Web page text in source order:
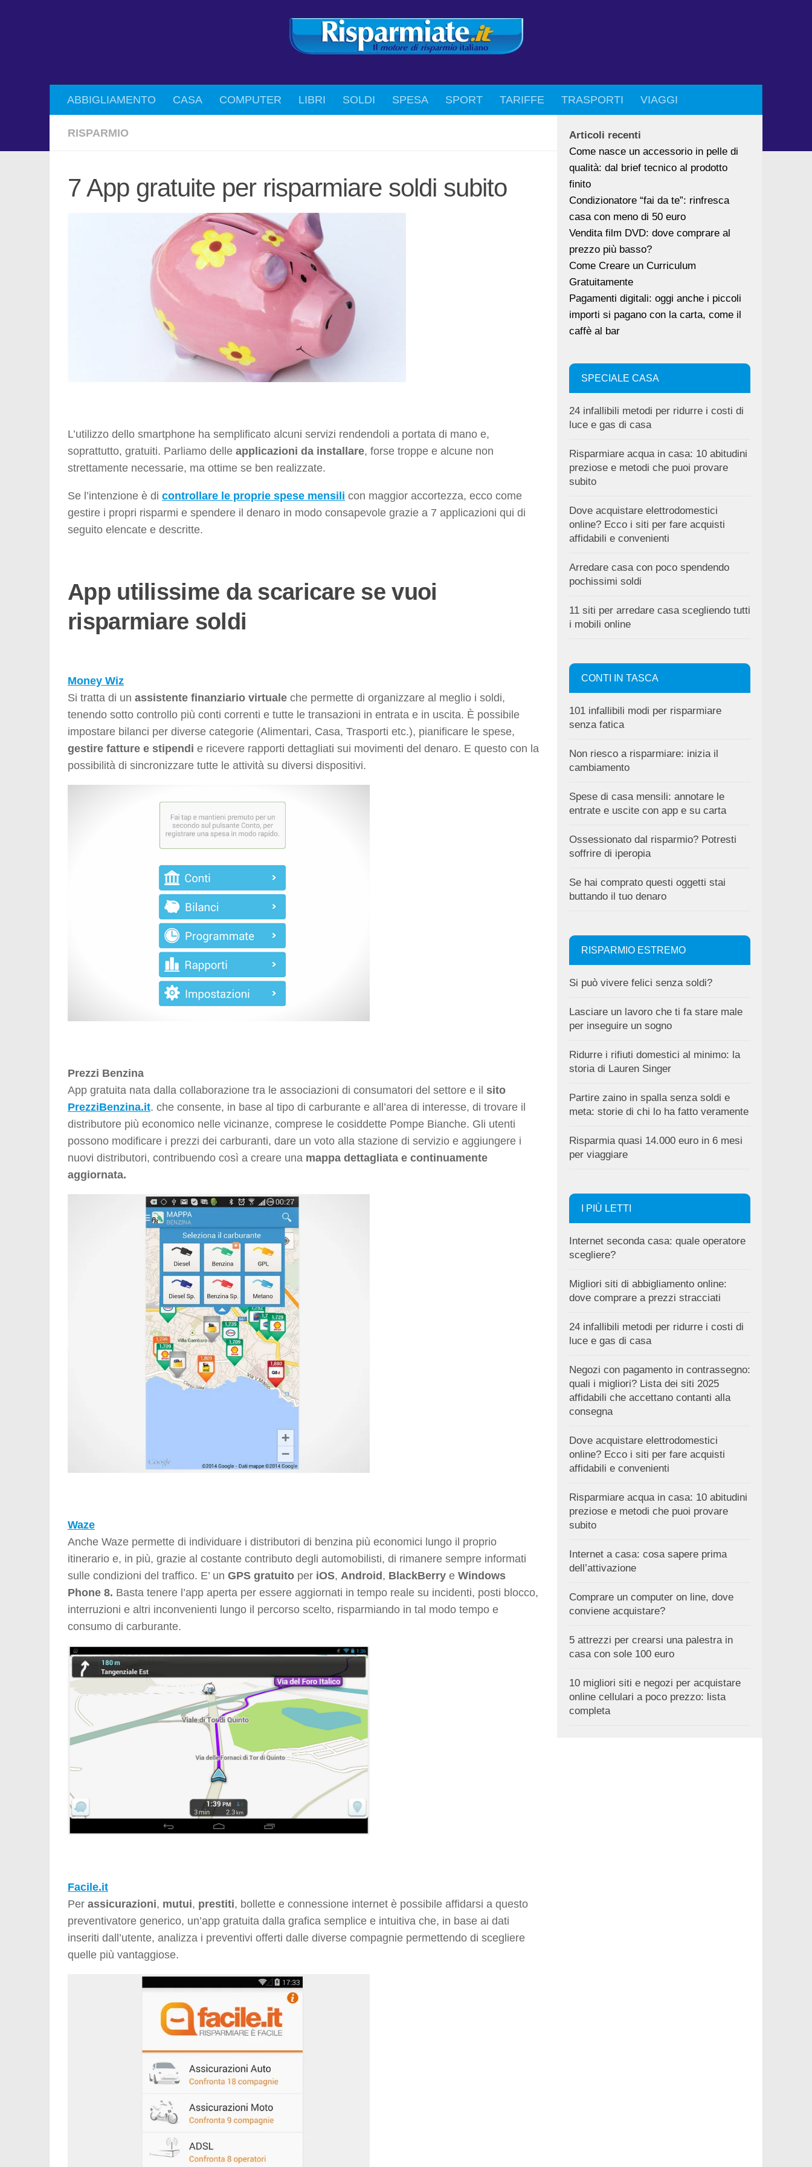
ABBIGLIAMENTO CASA COMPUTER LIBRI SOLDI SPESA SPORT TARIFFE TRASPORTI VIAGGI
RISPARMIO
7 App gratuite per risparmiare soldi subito
L’utilizzo dello smartphone ha semplificato alcuni servizi rendendoli a portata di mano e,
soprattutto, gratuiti. Parliamo delle applicazioni da installare, forse troppe e alcune non
strettamente necessarie, ma ottime se ben realizzate.
Se l’intenzione è di controllare le proprie spese mensili con maggior accortezza, ecco come
gestire i propri risparmi e spendere il denaro in modo consapevole grazie a 7 applicazioni qui di
seguito elencate e descritte.
App utilissime da scaricare se vuoi
risparmiare soldi
Money Wiz
Si tratta di un assistente finanziario virtuale che permette di organizzare al meglio i soldi,
tenendo sotto controllo più conti correnti e tutte le transazioni in entrata e in uscita. È possibile
impostare bilanci per diverse categorie (Alimentari, Casa, Trasporti etc.), pianificare le spese,
gestire fatture e stipendi e ricevere rapporti dettagliati sui movimenti del denaro. E questo con la
possibilità di sincronizzare tutte le attività su diversi dispositivi.
Prezzi Benzina
App gratuita nata dalla collaborazione tra le associazioni di consumatori del settore e il sito
PrezziBenzina.it. che consente, in base al tipo di carburante e all’area di interesse, di trovare il
distributore più economico nelle vicinanze, comprese le cosiddette Pompe Bianche. Gli utenti
possono modificare i prezzi dei carburanti, dare un voto alla stazione di servizio e aggiungere i
nuovi distributori, contribuendo così a creare una mappa dettagliata e continuamente
aggiornata.
Waze
Anche Waze permette di individuare i distributori di benzina più economici lungo il proprio
itinerario e, in più, grazie al costante contributo degli automobilisti, di rimanere sempre informati
sulle condizioni del traffico. E’ un GPS gratuito per iOS, Android , BlackBerry e Windows
Phone 8. Basta tenere l’app aperta per essere aggiornati in tempo reale su incidenti, posti blocco,
interruzioni e altri inconvenienti lungo il percorso scelto, risparmiando in tal modo tempo e
consumo di carburante.
Facile.it
Per assicurazioni, mutui, prestiti, bollette e connessione internet è possibile affidarsi a questo
preventivatore generico, un’app gratuita dalla grafica semplice e intuitiva che, in base ai dati
inseriti dall’utente, analizza i preventivi offerti dalle diverse compagnie permettendo di scegliere
quelle più vantaggiose.
Articoli recenti
Come nasce un accessorio in pelle di
qualità: dal brief tecnico al prodotto
finito
Condizionatore “fai da te”: rinfresca
casa con meno di 50 euro
Vendita film DVD: dove comprare al
prezzo più basso?
Come Creare un Curriculum
Gratuitamente
Pagamenti digitali: oggi anche i piccoli
importi si pagano con la carta, come il
caffè al bar
SPECIALE CASA
24 infallibili metodi per ridurre i costi di
luce e gas di casa
Risparmiare acqua in casa: 10 abitudini
preziose e metodi che puoi provare
subito
Dove acquistare elettrodomestici
online? Ecco i siti per fare acquisti
affidabili e convenienti
Arredare casa con poco spendendo
pochissimi soldi
11 siti per arredare casa scegliendo tutti
i mobili online
CONTI IN TASCA
101 infallibili modi per risparmiare
senza fatica
Non riesco a risparmiare: inizia il
cambiamento
Spese di casa mensili: annotare le
entrate e uscite con app e su carta
Ossessionato dal risparmio? Potresti
soffrire di iperopia
Se hai comprato questi oggetti stai
buttando il tuo denaro
RISPARMIO ESTREMO
Si può vivere felici senza soldi?
Lasciare un lavoro che ti fa stare male
per inseguire un sogno
Ridurre i rifiuti domestici al minimo: la
storia di Lauren Singer
Partire zaino in spalla senza soldi e
meta: storie di chi lo ha fatto veramente
Risparmia quasi 14.000 euro in 6 mesi
per viaggiare
I PIÙ LETTI
Internet seconda casa: quale operatore
scegliere?
Migliori siti di abbigliamento online:
dove comprare a prezzi stracciati
24 infallibili metodi per ridurre i costi di
luce e gas di casa
Negozi con pagamento in contrassegno:
quali i migliori? Lista dei siti 2025
affidabili che accettano contanti alla
consegna
Dove acquistare elettrodomestici
online? Ecco i siti per fare acquisti
affidabili e convenienti
Risparmiare acqua in casa: 10 abitudini
preziose e metodi che puoi provare
subito
Internet a casa: cosa sapere prima
dell’attivazione
Comprare un computer on line, dove
conviene acquistare?
5 attrezzi per crearsi una palestra in
casa con sole 100 euro
10 migliori siti e negozi per acquistare
online cellulari a poco prezzo: lista
completa